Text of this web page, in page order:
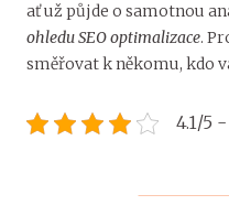
ať už půjde o samotnou
ohledu SEO optimalizace.
směřovat k někomu, kdo
4.1/5